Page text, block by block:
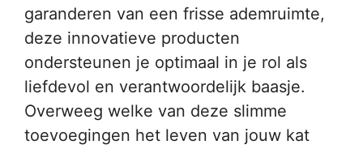
garanderen van een frisse ademruimte,
deze innovatieve producten
ondersteunen je optimaal in je rol als
liefdevol en verantwoordelijk baasje.
Overweeg welke van deze slimme
toevoegingen het leven van jouw kat